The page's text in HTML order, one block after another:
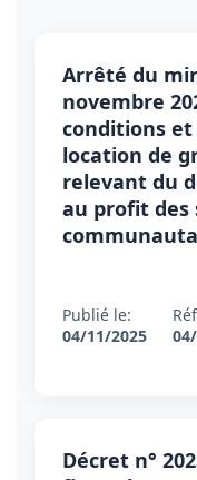
Arrêté du
novembre
conditions et
location de
relevant du
au profit des
Publié le:
04/11/2025
Décret n°